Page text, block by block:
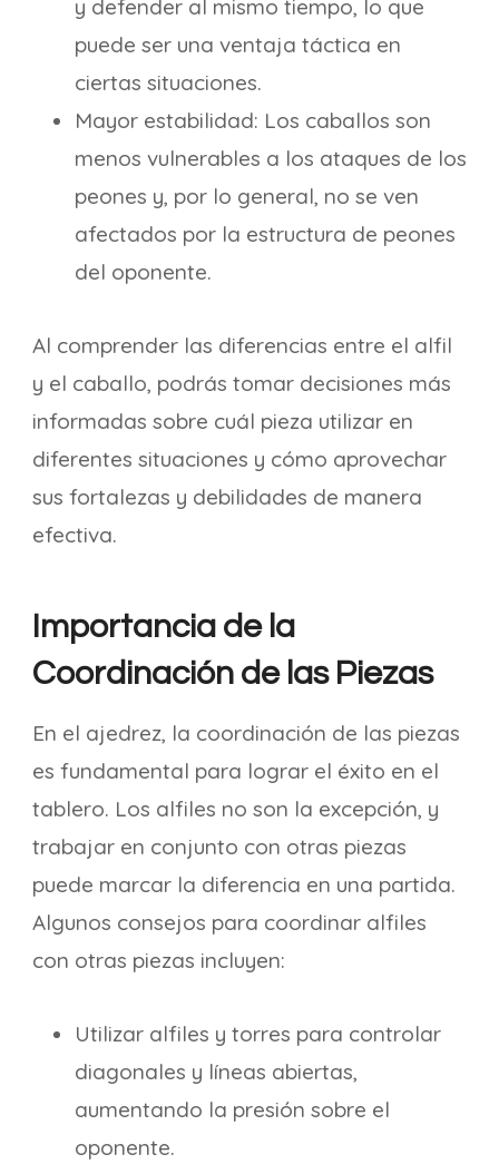
y defender al mismo tiempo, lo que
puede ser una ventaja táctica en
ciertas situaciones.
Mayor estabilidad: Los caballos son
menos vulnerables a los ataques de los
peones y, por lo general, no se ven
afectados por la estructura de peones
del oponente.
Al comprender las diferencias entre el alfil
y el caballo, podrás tomar decisiones más
informadas sobre cuál pieza utilizar en
diferentes situaciones y cómo aprovechar
sus fortalezas y debilidades de manera
efectiva.
Importancia de la
Coordinación de las Piezas
En el ajedrez, la coordinación de las piezas
es fundamental para lograr el éxito en el
tablero. Los alfiles no son la excepción, y
trabajar en conjunto con otras piezas
puede marcar la diferencia en una partida.
Algunos consejos para coordinar alfiles
con otras piezas incluyen:
Utilizar alfiles y torres para controlar
diagonales y líneas abiertas,
aumentando la presión sobre el
oponente.